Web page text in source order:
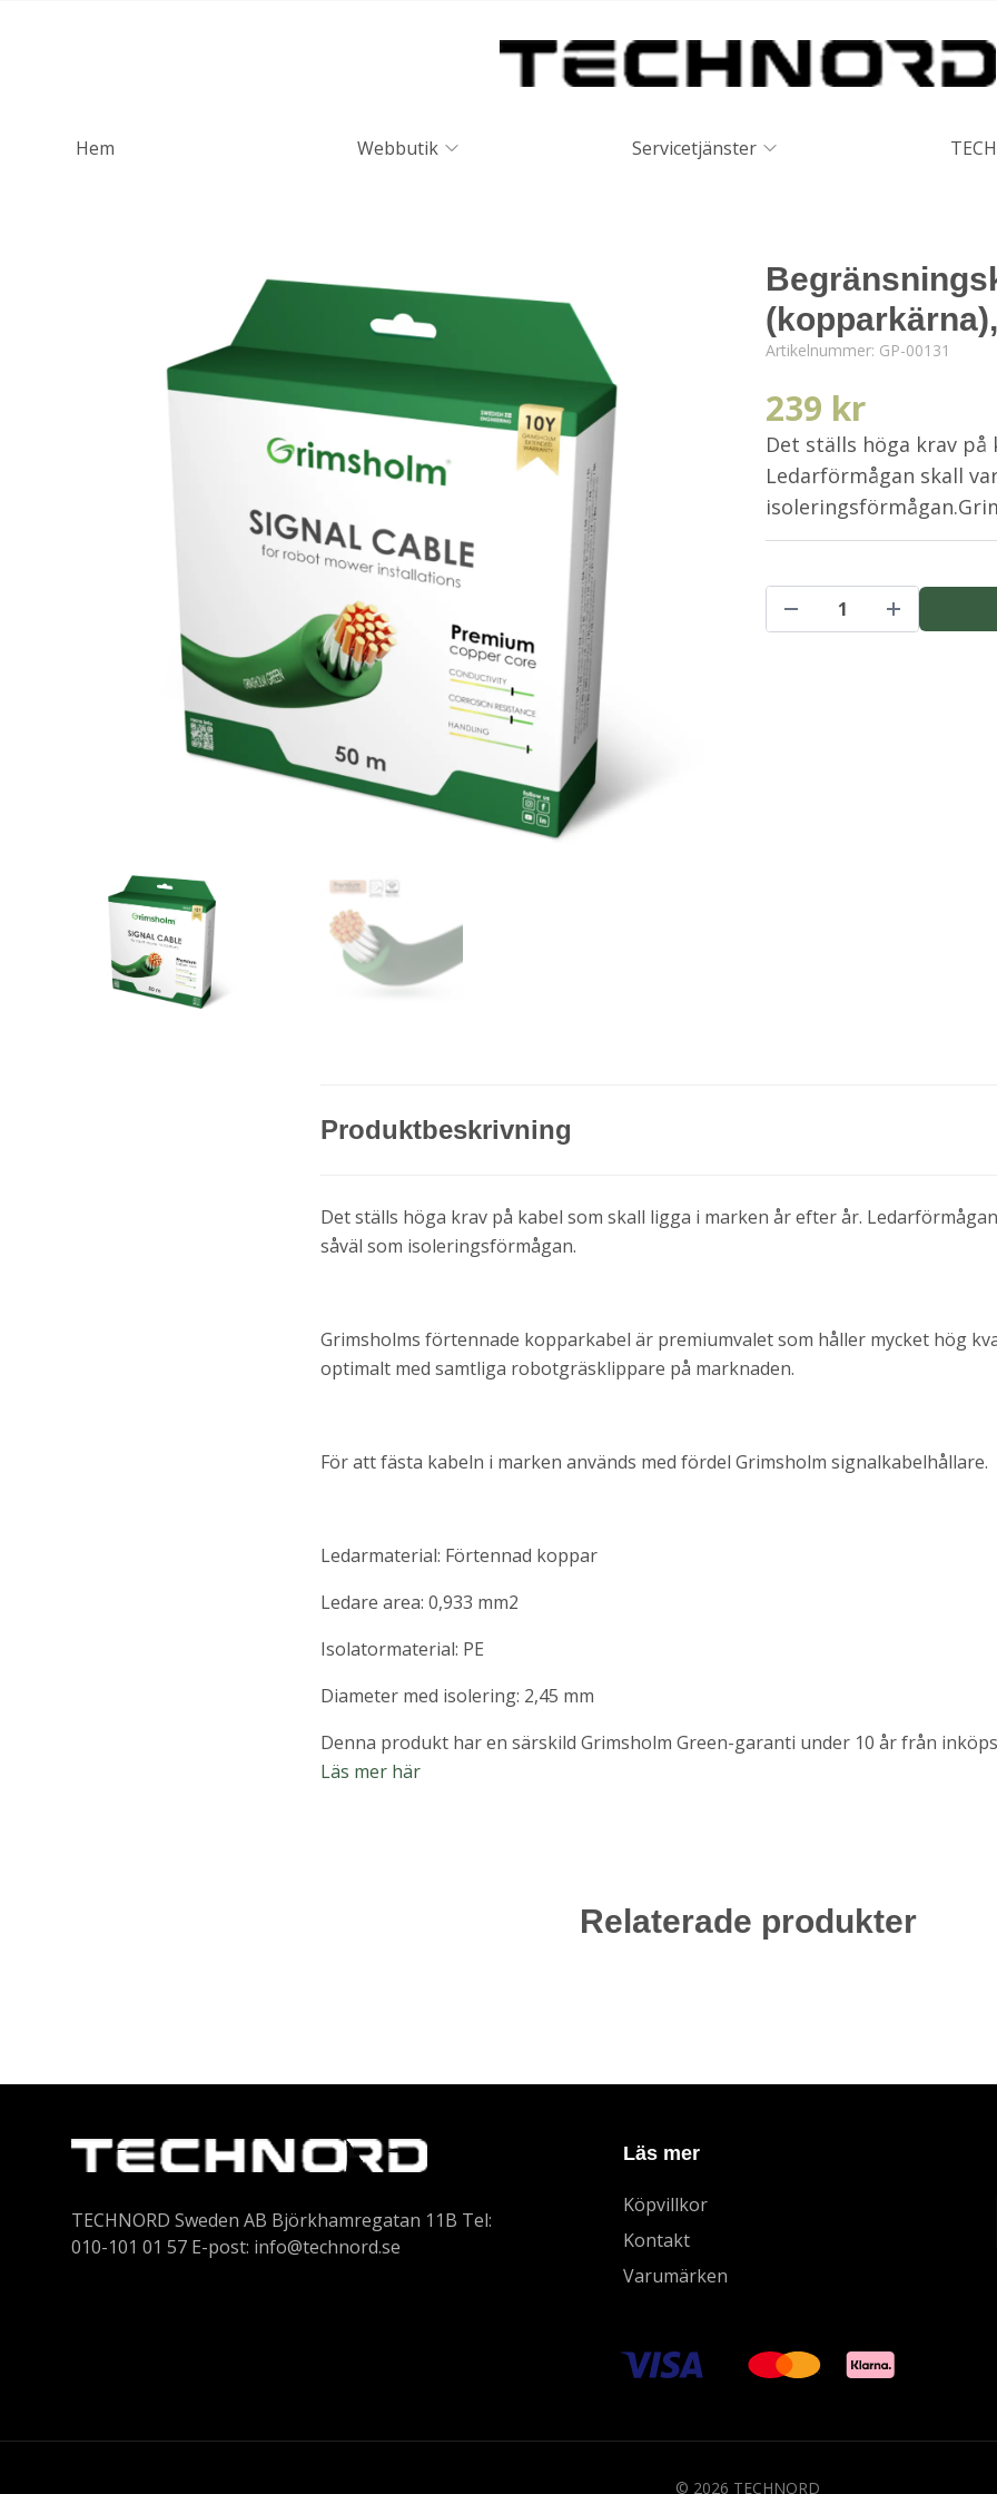
Hem Webbutik Servicetjänster
Artikelnummer: GP-00131
239 kr
Det ställs höga krav
Ledarförmågan skall
Produktbeskrivning
Det ställs höga krav på kabel som skall ligga i marken år efter år.
såväl som isoleringsförmågan.
Grimsholms förtennade kopparkabel är premiumvalet som håller mycket hög
optimalt med samtliga robotgräsklippare på marknaden.
För att fästa kabeln i marken används med fördel Grimsholm signalkabelhållare.
Ledarmaterial: Förtennad koppar
Ledare area: 0,933 mm2
Isolatormaterial: PE
Diameter med isolering: 2,45 mm
Denna produkt har en särskild Grimsholm Green-garanti under 10 år från
Läs mer här
Relaterade produkter
TECHNORD Sweden AB Björkhamregatan 11B Tel:
010-101 01 57 E-post: info@technord.se
Läs mer
Köpvillkor
Kontakt
Varumärken
© 2026 TECHNORD